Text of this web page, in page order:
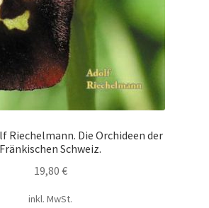
Riechelmann. Die Orchideen der
Fränkischen Schweiz.
19,80 €
inkl. MwSt.